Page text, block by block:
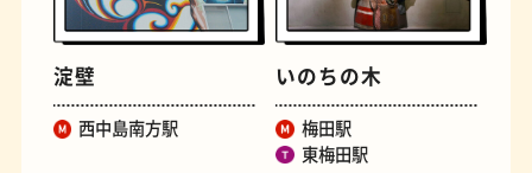
淀壁
西中島南方駅
いのちの木
梅田駅
東梅田駅